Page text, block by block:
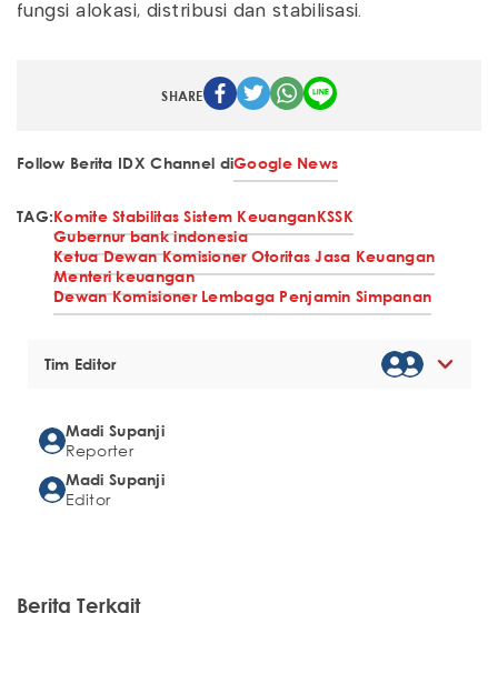
fungsi alokasi, distribusi dan stabilisasi.
SHARE
Follow Berita IDX Channel diGoogle News
TAG:Komite Stabilitas Sistem KeuanganKSSK
Gubernur bank indonesia
Ketua Dewan Komisioner Otoritas Jasa Keuangan
Menteri keuangan
Dewan Komisioner Lembaga Penjamin Simpanan
Tim Editor
Madi Supanji
Reporter
Madi Supanji
Editor
Berita Terkait